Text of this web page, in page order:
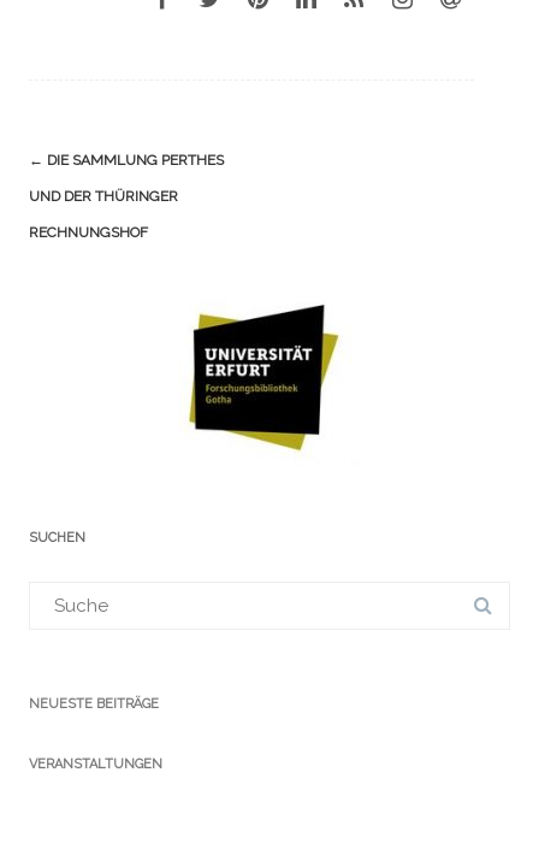
Navigation
(Beiträge)
← DIE SAMMLUNG PERTHES
UND DER THÜRINGER
RECHNUNGSHOF
SUCHEN
für:
NEUESTE BEITRÄGE
VERANSTALTUNGEN